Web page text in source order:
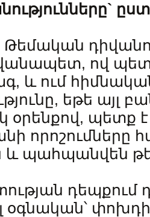
Թեմական
ով
և ում
եթե այլ
պետք է
որոշումները
և պահպանվեն
օգնական՝